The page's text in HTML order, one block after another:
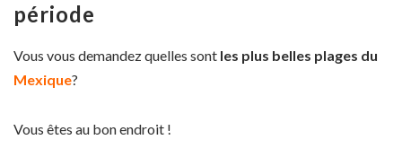
période
Vous vous demandez quelles sont les plus belles plages du
Mexique?
Vous êtes au bon endroit !